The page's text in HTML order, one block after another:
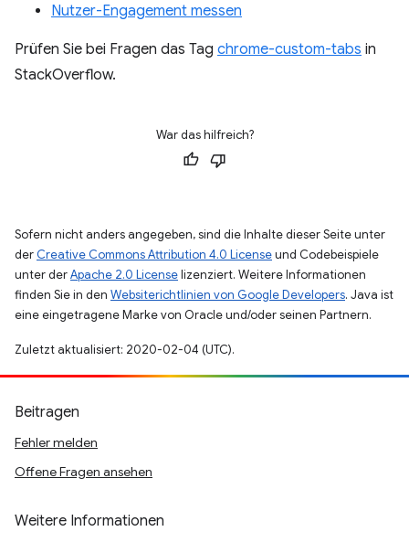
Nutzer-Engagement messen
Prüfen Sie bei Fragen das Tag chrome-custom-tabs in
StackOverflow.
War das hilfreich?
Sofern nicht anders angegeben, sind die Inhalte dieser Seite unter
der Creative Commons Attribution 4.0 Licenseund Codebeispiele
unter derApache 2.0 Licenselizenziert. Weitere Informationen
finden Sie in den Websiterichtlinien von Google Developers. Java ist
eine eingetragene Marke von Oracle und/oder seinen Partnern.
Zuletzt aktualisiert: 2020-02-04 (UTC).
Beitragen
Fehler melden
Offene Fragen ansehen
Weitere Informationen